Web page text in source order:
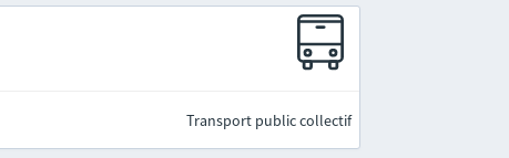
Transport public collectif